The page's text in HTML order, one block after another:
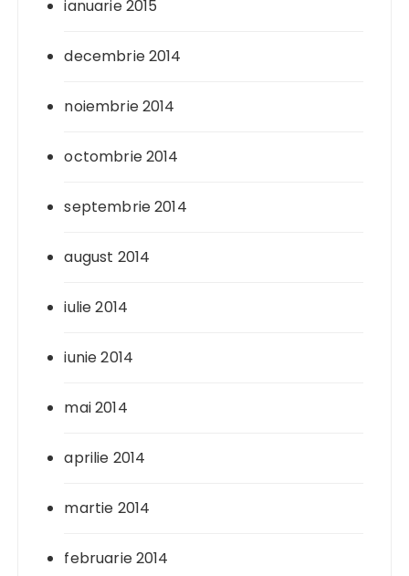
ianuarie 2015
decembrie 2014
noiembrie 2014
octombrie 2014
septembrie 2014
august 2014
iulie 2014
iunie 2014
mai 2014
aprilie 2014
martie 2014
februarie 2014